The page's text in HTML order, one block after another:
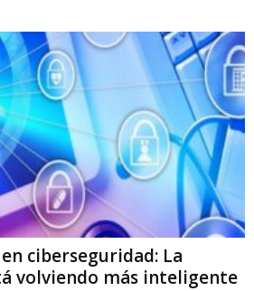
ciberseguridad: La
volviendo más inteligente